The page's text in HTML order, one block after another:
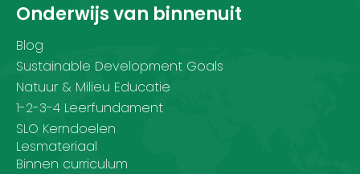
Onderwijs van binnenuit
Blog
Sustainable Development Goals
Natuur & Milieu Educatie
1-2-3-4 Leerfundament
SLO Kerndoelen
Lesmateriaal
Binnen curriculum